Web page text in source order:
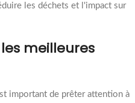
les déchets et l'impact sur
meilleures
important de prêter attention à